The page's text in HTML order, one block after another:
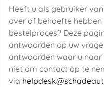
Heeft u als gebruiker
over of behoefte
bestelproces? Deze
antwoorden op uw
antwoorden waar u
niet om contact op te
via